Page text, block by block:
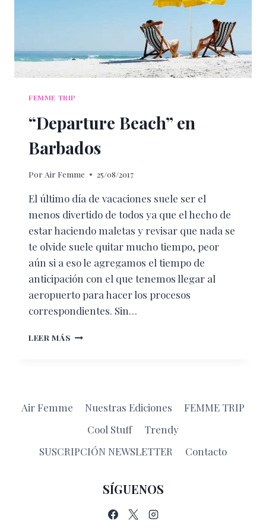
FEMME TRIP
“Departure Beach” en
Barbados
Por Air Femme 25/08/2017
El último día de vacaciones suele ser el
menos divertido de todos ya que el hecho de
estar haciendo maletas y revisar que nada se
te olvide suele quitar mucho tiempo, peor
aún si a eso le agregamos el tiempo de
anticipación con el que tenemos llegar al
aeropuerto para hacer los procesos
correspondientes. Sin…
LEER MÁS “DEPARTURE
Air Femme Nuestras Ediciones
FEMME TRIP
Cool Stuff
Trendy
SUSCRIPCIÓN NEWSLETTER
Contacto
SÍGUENOS